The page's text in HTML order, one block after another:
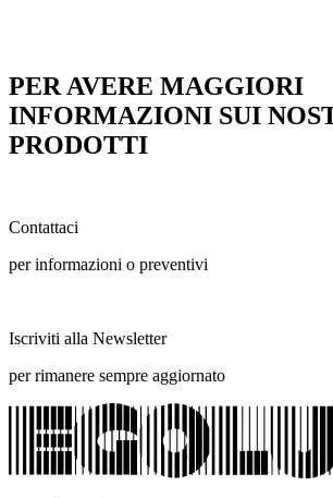
PER AVERE MAGGIORI
INFORMAZIONI SUI
PRODOTTI
Contattaci
per informazioni o preventivi
Iscriviti alla Newsletter
per rimanere sempre aggiornato